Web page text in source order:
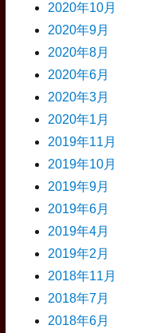
2020年10月
2020年9月
2020年8月
2020年6月
2020年3月
2020年1月
2019年11月
2019年10月
2019年9月
2019年6月
2019年4月
2019年2月
2018年11月
2018年7月
2018年6月